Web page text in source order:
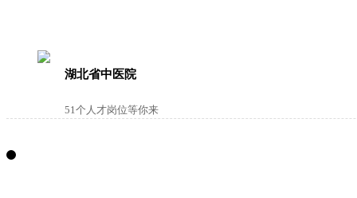
湖北省中医院
51个人才岗位等你来